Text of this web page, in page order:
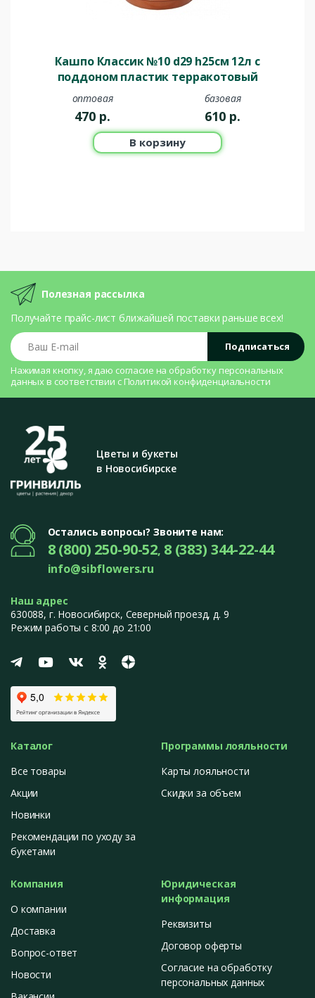
Кашпо Классик №10 d29 h25см 12л с
поддоном пластик терракотовый
оптовая
470 р.
базовая
610 р.
В корзину
Полезная рассылка
Получайте прайс-лист ближайшей поставки раньше всех!
Ваш E-mail
Подписаться
Нажимая кнопку, я даю согласие на обработку персональных
данных в соответствии с Политикой конфиденциальности
Цветы и букеты
в Новосибирске
Остались вопросы? Звоните нам:
8 (800) 250-90-52, 8 (383) 344-22-44
info@sibflowers.ru
Наш адрес
630088, г. Новосибирск, Северный проезд, д. 9
Режим работы с 8:00 до 21:00
Каталог
Все товары
Акции
Новинки
Рекомендации по уходу за
букетами
Программы лояльности
Карты лояльности
Скидки за объем
Компания
О компании
Доставка
Вопрос-ответ
Новости
Юридическая
информация
Реквизиты
Договор оферты
Согласие на обработку
персональных данных